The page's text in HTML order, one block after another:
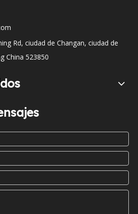
Rd, ciudad de Changan, ciudad de
China 523850